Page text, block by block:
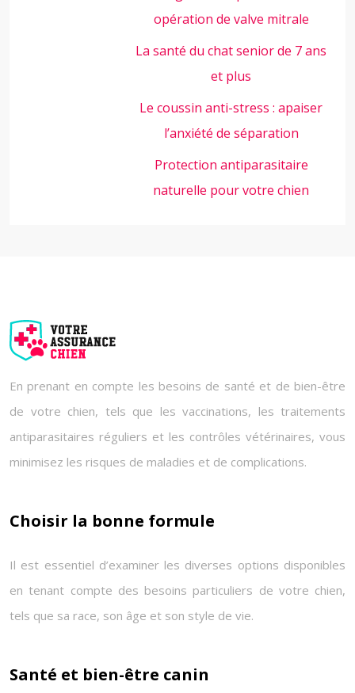
opération de valve mitrale
La santé du chat senior de 7 ans
et plus
Le coussin anti-stress : apaiser
l’anxiété de séparation
Protection antiparasitaire
naturelle pour votre chien
En prenant en compte les besoins de santé et de bien-être
de votre chien, tels que les vaccinations, les traitements
antiparasitaires réguliers et les contrôles vétérinaires, vous
minimisez les risques de maladies et de complications.
Choisir la bonne formule
Il est essentiel d’examiner les diverses options disponibles
en tenant compte des besoins particuliers de votre chien,
tels que sa race, son âge et son style de vie.
Santé et bien-être canin